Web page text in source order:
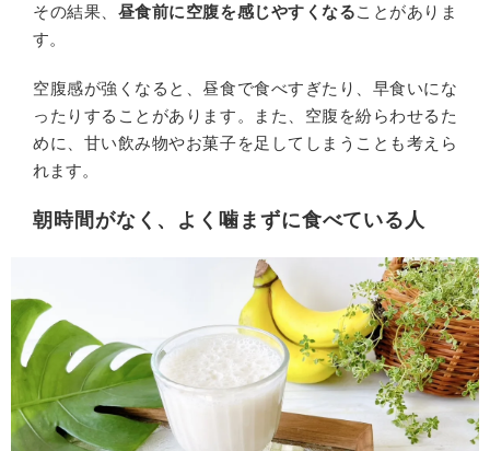
その結果、 昼食前に空腹を感じやすくなることがありま
す。
空腹感が強くなると、昼食で食べすぎたり、早食いにな
ったりすることがあります。また、空腹を紛らわせるた
めに、甘い飲み物やお菓子を足してしまうことも考えら
れます。
朝時間がなく、よく噛まずに食べている人